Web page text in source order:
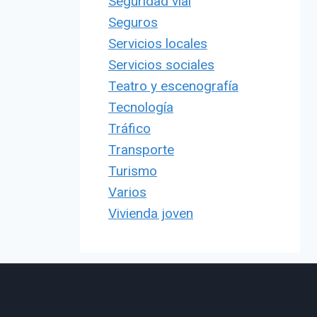
Seguros
Servicios locales
Servicios sociales
Teatro y escenografía
Tecnología
Tráfico
Transporte
Turismo
Varios
Vivienda joven